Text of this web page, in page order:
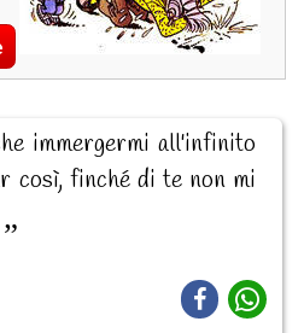
immergermi all'infinito
così, finché di te non mi